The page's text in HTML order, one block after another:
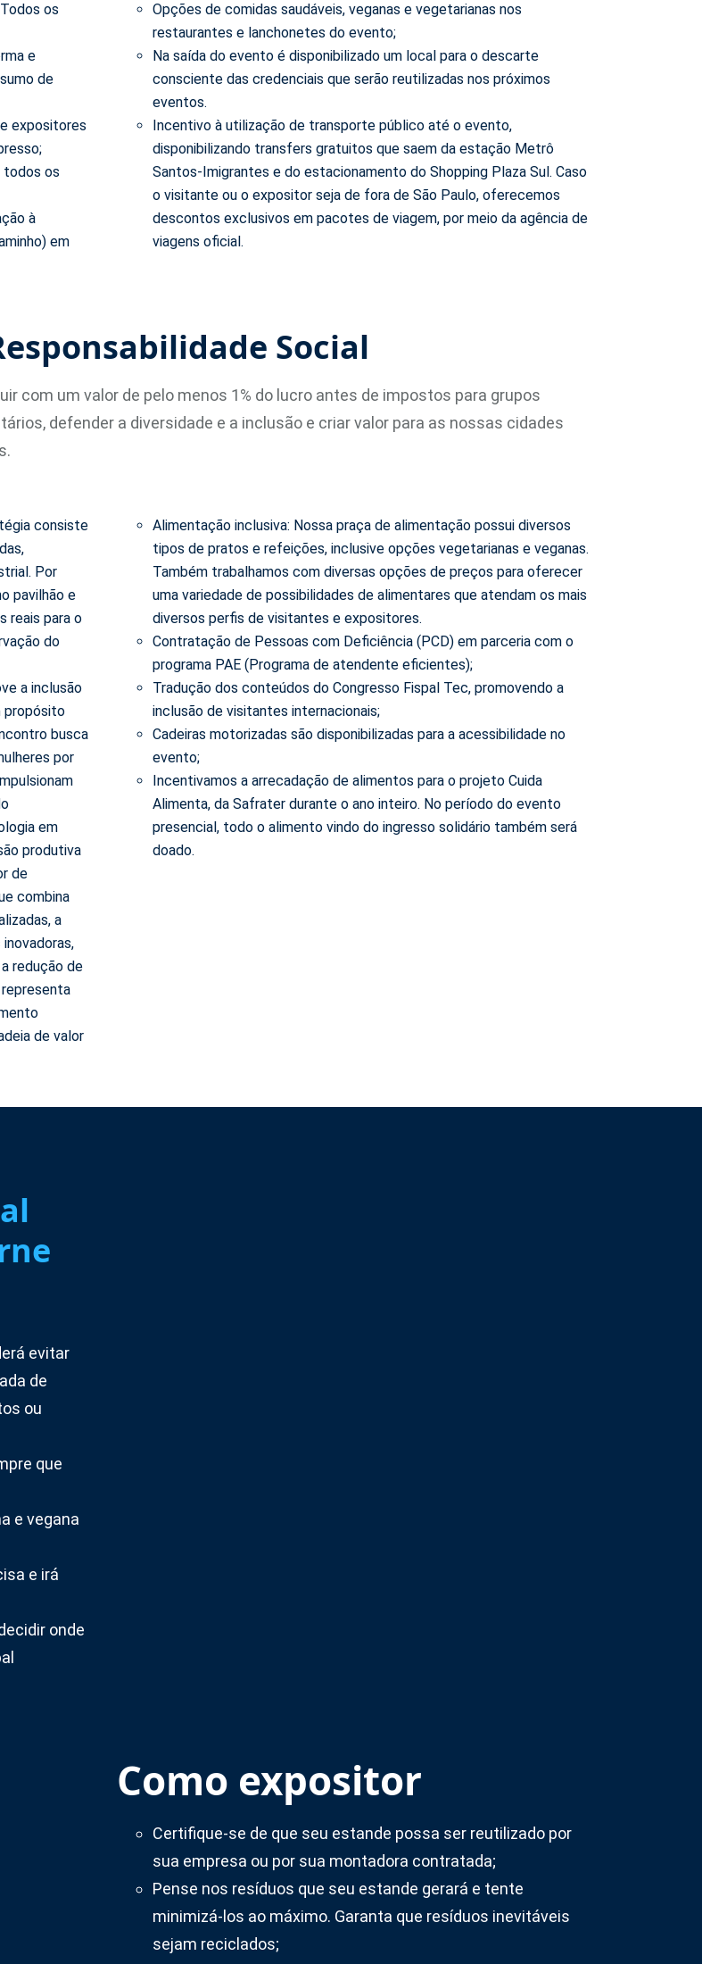
os
e
de
expositores
todos os
à
em
Opções de comidas saudáveis, veganas e vegetarianas nos
restaurantes e lanchonetes do evento;
Na saída do evento é disponibilizado um local para o descarte
consciente das credenciais que serão reutilizadas nos próximos
eventos.
Incentivo à utilização de transporte público até o evento,
disponibilizando transfers gratuitos que saem da estação Metrô
Santos-Imigrantes e do estacionamento do Shopping Plaza Sul. Caso
o visitante ou o expositor seja de fora de São Paulo, oferecemos
descontos exclusivos em pacotes de viagem, por meio da agência de
viagens oficial.
Social
com um valor de pelo menos 1% do lucro antes de impostos para grupos
defender a diversidade e a inclusão e criar valor para as nossas cidades
consiste
Por
pavilhão e
reais para o
do
a inclusão
propósito
busca
por
em
produtiva
de
combina
a
redução de
representa
de valor
Alimentação inclusiva: Nossa praça de alimentação possui diversos
tipos de pratos e refeições, inclusive opções vegetarianas e veganas.
Também trabalhamos com diversas opções de preços para oferecer
uma variedade de possibilidades de alimentares que atendam os mais
diversos perfis de visitantes e expositores.
Contratação de Pessoas com Deficiência (PCD) em parceria com o
programa PAE (Programa de atendente eficientes);
Tradução dos conteúdos do Congresso Fispal Tec, promovendo a
inclusão de visitantes internacionais;
Cadeiras motorizadas são disponibilizadas para a acessibilidade no
evento;
Incentivamos a arrecadação de alimentos para o projeto Cuida
Alimenta, da Safrater durante o ano inteiro. No período do evento
presencial, todo o alimento vindo do ingresso solidário também será
doado.
evitar
de
ou
que
e vegana
e irá
onde
Como expositor
Certifique-se de que seu estande possa ser reutilizado por
sua empresa ou por sua montadora contratada;
Pense nos resíduos que seu estande gerará e tente
minimizá-los ao máximo. Garanta que resíduos inevitáveis
sejam reciclados;